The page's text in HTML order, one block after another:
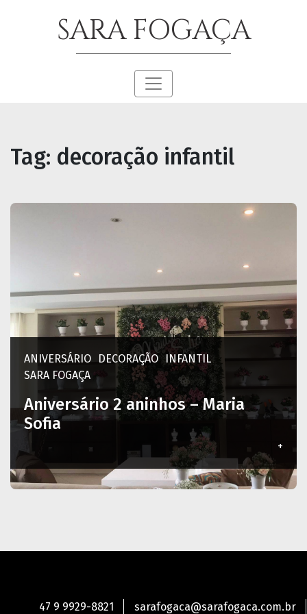
SARA FOGAÇA
Tag: decoração infantil
ANIVERSÁRIO DECORAÇÃO INFANTIL
SARA FOGAÇA
Aniversário 2 aninhos – Maria
Sofia
+
47 9 9929-8821 sarafogaca@sarafogaca.com.br